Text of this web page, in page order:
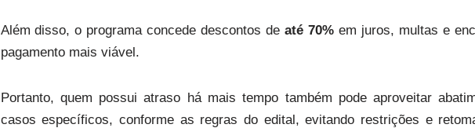
Além disso, o programa concede descontos deaté 70% em juros, multas e
pagamento mais viável.
Portanto, quem possui atraso há mais tempo também pode aproveitar
casos específicos, conforme as regras do edital, evitando restrições e